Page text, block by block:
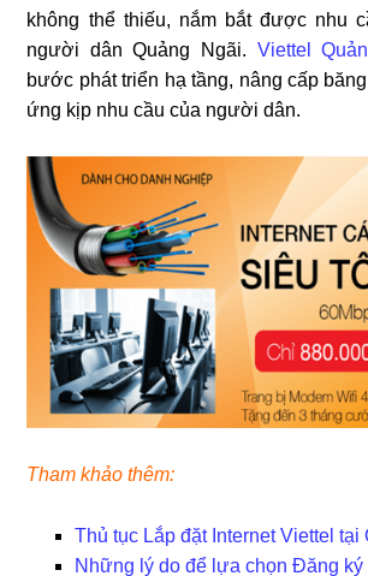
không thể thiếu, nắm bắt được nhu
người dân Quảng Ngãi. Viettel
bước phát triển hạ tầng, nâng cấp
ứng kịp nhu cầu của người dân.
Tham khảo thêm:
Thủ tục Lắp đặt Internet Viettel tại
Những lý do để lựa chọn Đăng ký